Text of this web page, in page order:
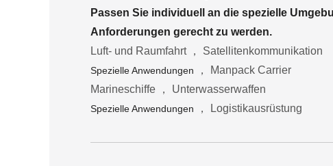
Passen Sie individuell an die spezielle
Anforderungen gerecht zu werden.
Luft- und Raumfahrt ， Satellitenkommunikation
Spezielle Anwendungen ， Manpack Carrier
Marineschiffe ， Unterwasserwaffen
Spezielle Anwendungen ， Logistikausrüstung